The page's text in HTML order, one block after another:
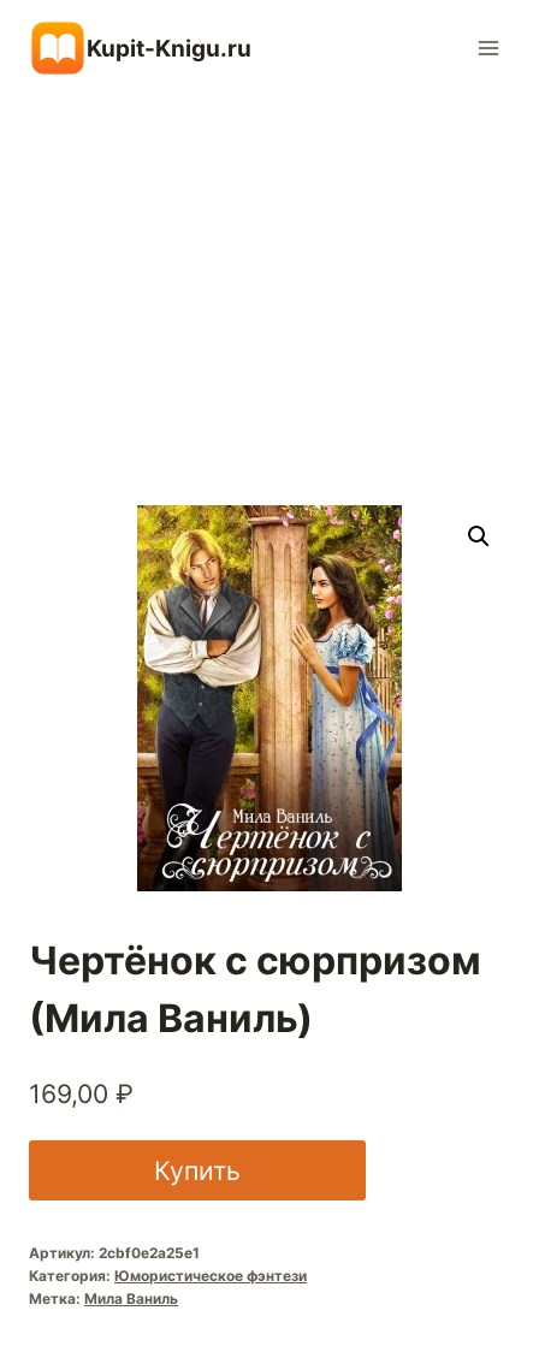
содержимому
Kupit-Knigu.ru
Чертёнок с сюрпризом
(Мила Ваниль)
169,00 ₽
Купить
Артикул: 2cbf0e2a25e1
Категория: Юмористическое фэнтези
Метка: Мила Ваниль